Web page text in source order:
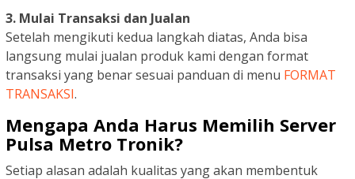
3. Mulai Transaksi dan Jualan
Setelah mengikuti kedua langkah diatas, Anda bisa
langsung mulai jualan produk kami dengan format
transaksi yang benar sesuai panduan di menu FORMAT
TRANSAKSI.
Mengapa Anda Harus Memilih Server
Pulsa Metro Tronik?
Setiap alasan adalah kualitas yang akan membentuk